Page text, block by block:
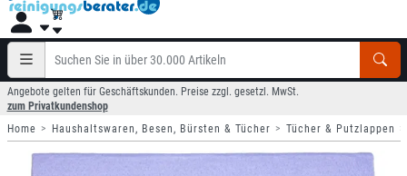
Angebote gelten für Geschäftskunden. Preise zzgl. gesetzl. MwSt.
zum Privatkundenshop
Home
Haushaltswaren, Besen, Bürsten & Tücher Tücher & Putzlappen